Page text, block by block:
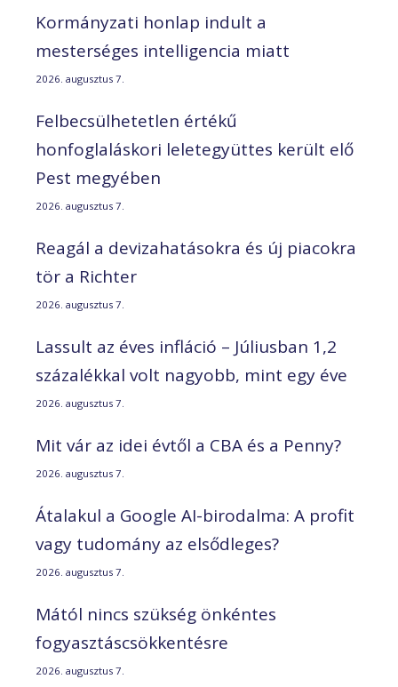
Kormányzati honlap indult a
mesterséges intelligencia miatt
2026. augusztus 7.
Felbecsülhetetlen értékű
honfoglaláskori leletegyüttes került elő
Pest megyében
2026. augusztus 7.
Reagál a devizahatásokra és új piacokra
tör a Richter
2026. augusztus 7.
Lassult az éves infláció – Júliusban 1,2
százalékkal volt nagyobb, mint egy éve
2026. augusztus 7.
Mit vár az idei évtől a CBA és a Penny?
2026. augusztus 7.
Átalakul a Google AI-birodalma: A profit
vagy tudomány az elsődleges?
2026. augusztus 7.
Mától nincs szükség önkéntes
fogyasztáscsökkentésre
2026. augusztus 7.